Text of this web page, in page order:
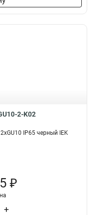
2-K02
IP65 черный IEK
₽
+